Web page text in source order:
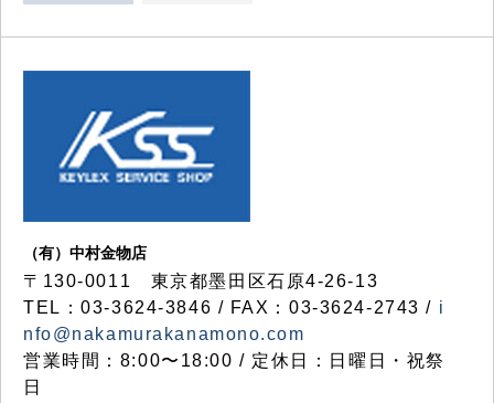
（有）中村金物店
〒130-0011 東京都墨田区石原4-26-13
TEL：03-3624-3846 / FAX：03-3624-2743 / i
nfo@nakamurakanamono.com
営業時間：8:00〜18:00 / 定休日：日曜日・祝祭
日